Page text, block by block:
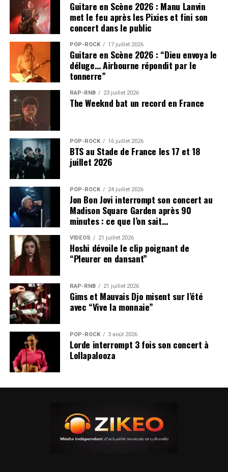
Guitare en Scène 2026 : Manu Lanvin
met le feu après les Pixies et fini son
concert dans le public
POP-ROCK 17 juillet 2026
Guitare en Scène 2026 : “Dieu envoya le
déluge… Airbourne répondit par le
tonnerre”
RAP-RNB 23 juillet 2026
The Weeknd bat un record en France
POP-ROCK 16 juillet 2026
BTS au Stade de France les 17 et 18
juillet 2026
POP-ROCK 24 juillet 2026
Jon Bon Jovi interrompt son concert au
Madison Square Garden après 90
minutes : ce que l’on sait…
VIDEOS 21 juillet 2026
Hoshi dévoile le clip poignant de
“Pleurer en dansant”
RAP-RNB 21 juillet 2026
Gims et Mauvais Djo misent sur l’été
avec “Vive la monnaie”
POP-ROCK 3 août 2026
Lorde interrompt 3 fois son concert à
Lollapalooza